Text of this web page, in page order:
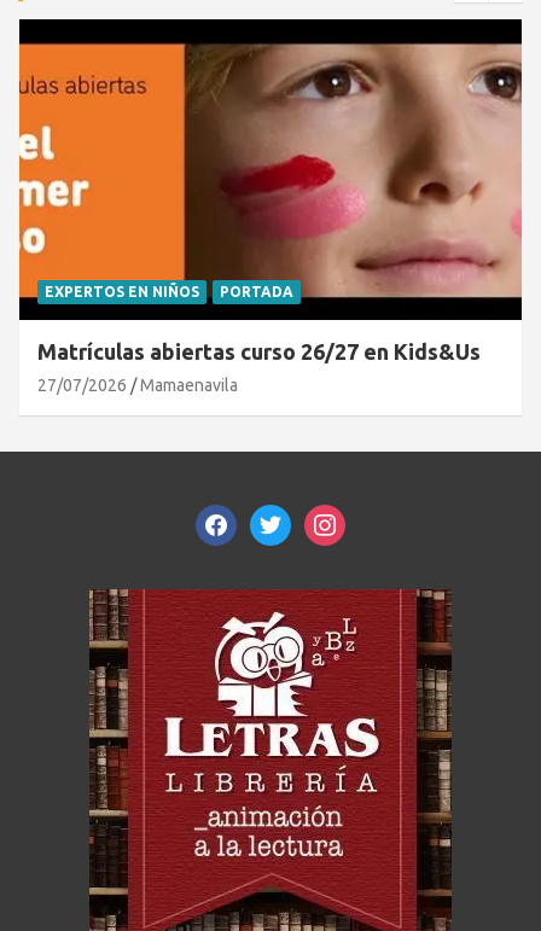
EXPERTOS EN NIÑOS PORTADA
Matrículas abiertas curso 26/27 en Kids&Us
27/07/2026 Mamaenavila
facebooktwitterinstagram